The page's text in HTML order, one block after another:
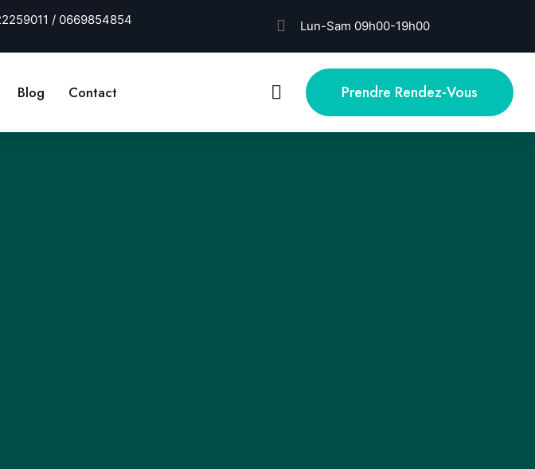
/ 0669854854 Lun-Sam 09h00-19h00
Blog Contact Prendre Rendez-Vous